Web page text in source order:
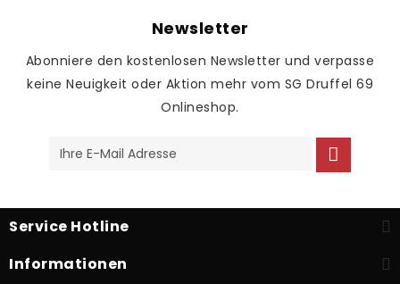
Newsletter
Abonniere den kostenlosen Newsletter und verpasse
keine Neuigkeit oder Aktion mehr vom SG Druffel 69
Onlineshop.
Service Hotline
Informationen